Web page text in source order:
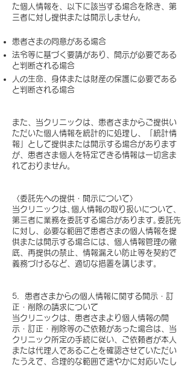
た個人情報を、以下に該当する場合を除き、第
三者に対し提供または開示しません。
患者さまの同意がある場合
法令等に基づく要請があり、開示が必要である
と判断される場合
人の生命、身体または財産の保護に必要である
と判断される場合
また、当クリニックは、患者さまからご提供い
ただいた個人情報を統計的に処理し、「統計情
報」として提供または開示する場合があります
が、患者さま個人を特定できる情報は一切含ま
れておりません。
〈委託先への提供・開示について〉
当クリニックは､個人情報の取り扱いについて､
第三者に業務を委託する場合があります｡委託先
に対し、必要な範囲で患者さまの個人情報を提
供または開示する場合には、個人情報管理の徹
底、再提供の禁止、情報漏えい防止等を契約で
義務づけるなど、適切な措置を講じます。
5．患者さまからの個人情報に関する開示・訂
正・削除の請求について
当クリニックは、患者さまより個人情報の開
示・訂正・削除等のご依頼があった場合は、当
クリニック所定の手続に従い、ご依頼者が本人
または代理人であることを確認させていただい
たうえで、合理的な範囲で速やかに対応いたし